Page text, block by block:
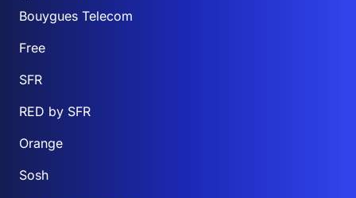
Bouygues Telecom
Free
SFR
RED by SFR
Orange
Sosh